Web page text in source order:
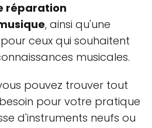
réparation
, ainsi qu'une
pour ceux qui souhaitent
musicales.
pouvez trouver tout
pour votre pratique
d'instruments neufs ou